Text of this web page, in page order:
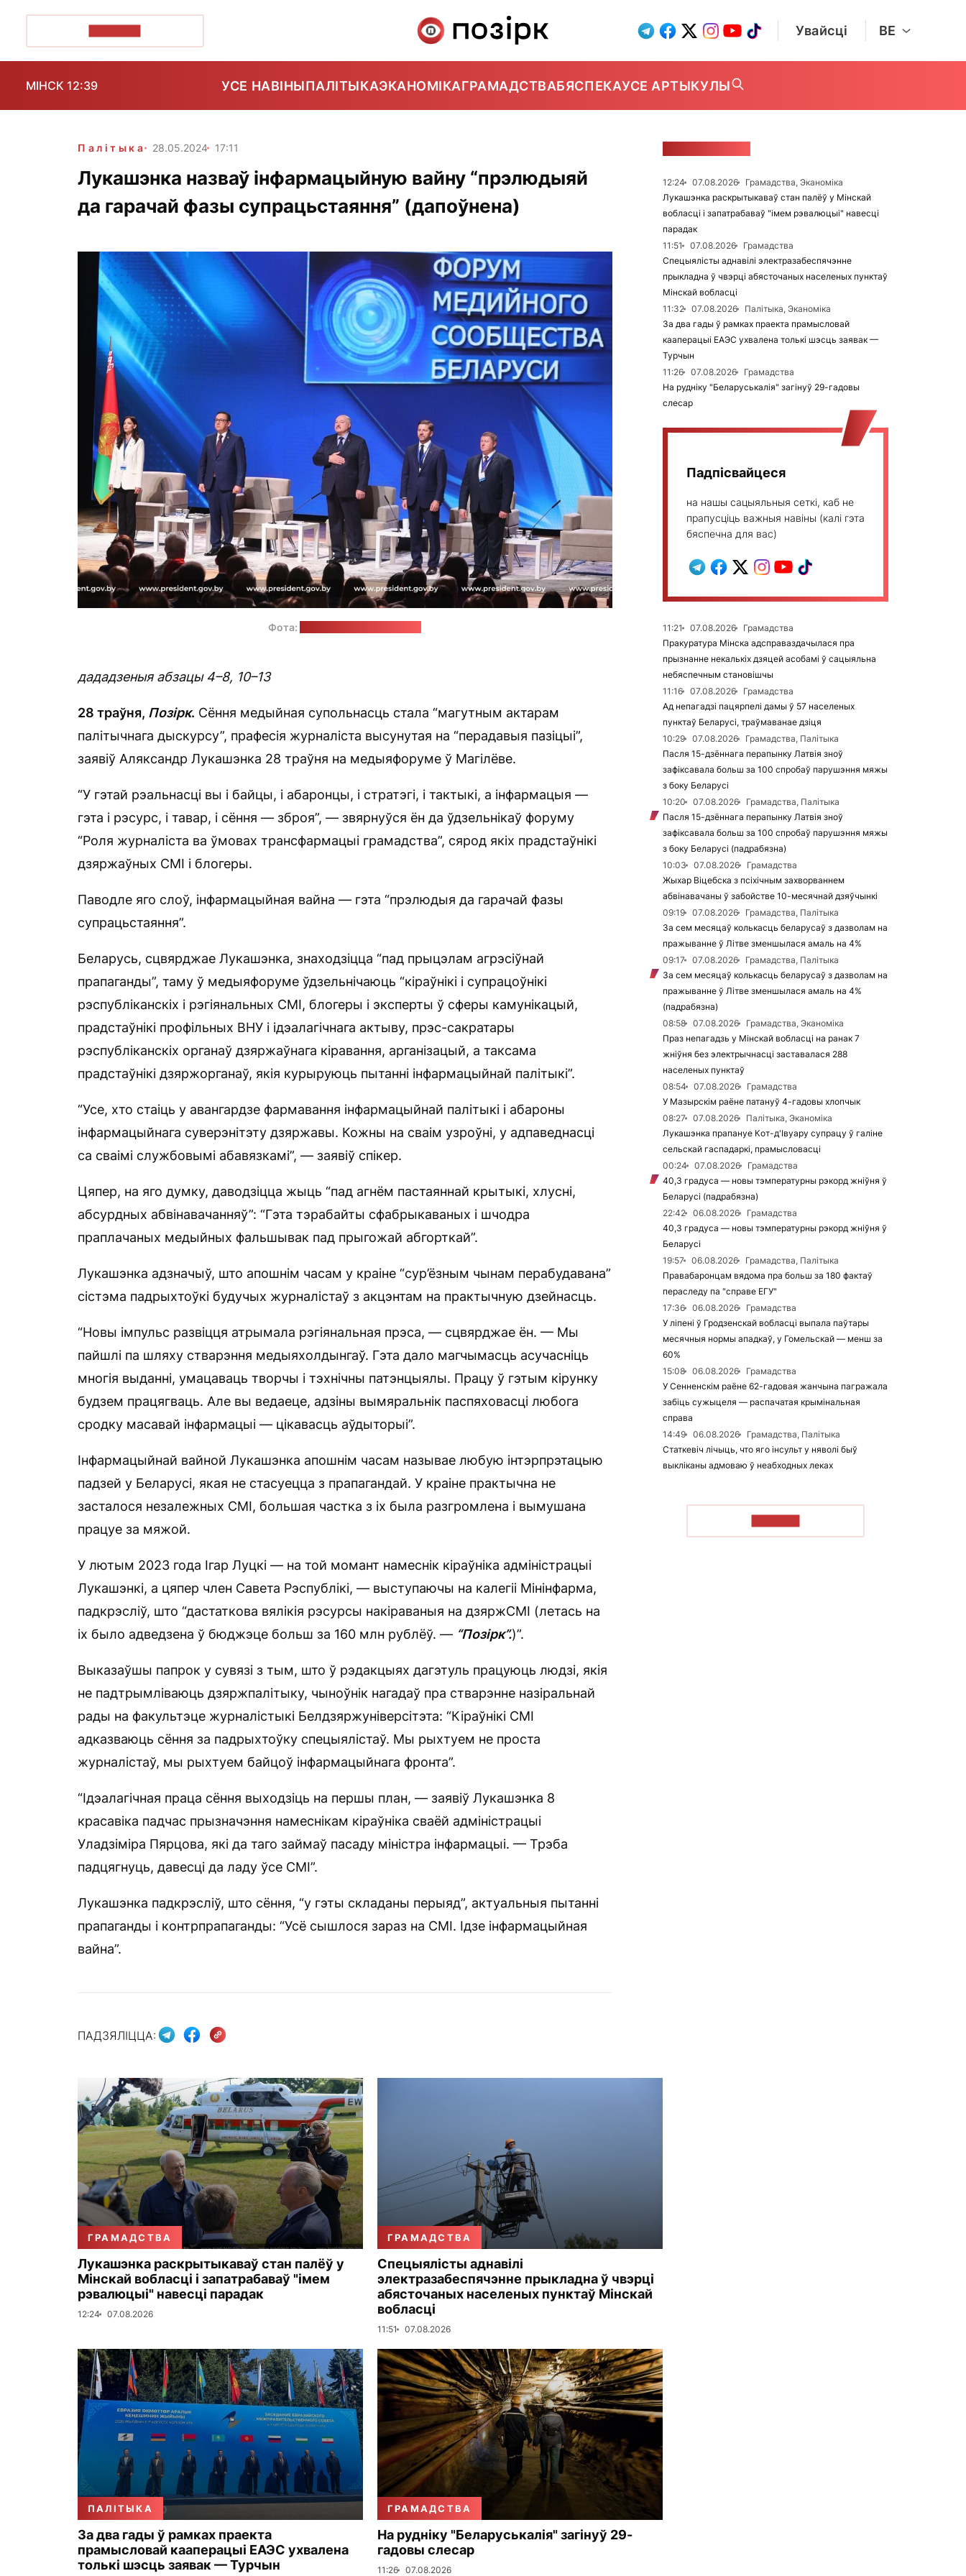
Увайсці BE
МІНСК 12:39 УСЕ НАВІНЫПАЛІТЫКАЭКАНОМІКАГРАМАДСТВАБЯСПЕКАУСЕ АРТЫКУЛЫ
Палітыка 28.05.2024 17:11
Лукашэнка назваў інфармацыйную вайну “прэлюдыяй
да гарачай фазы супрацьстаяння” (дапоўнена)
Фота:
дададзеныя абзацы 4–8, 10–13
28 траўня, Позірк. Сёння медыйная супольнасць стала “магутным актарам
палітычнага дыскурсу”, прафесія журналіста высунутая на “перадавыя пазіцыі”,
заявіў Аляксандр Лукашэнка 28 траўня на медыяфоруме ў Магілёве.
“У гэтай рэальнасці вы і байцы, і абаронцы, і стратэгі, і тактыкі, а інфармацыя —
гэта і рэсурс, і тавар, і сёння — зброя”, — звярнуўся ён да ўдзельнікаў форуму
“Роля журналіста ва ўмовах трансфармацыі грамадства”, сярод якіх прадстаўнікі
дзяржаўных СМІ і блогеры.
Паводле яго слоў, інфармацыйная вайна — гэта “прэлюдыя да гарачай фазы
супрацьстаяння”.
Беларусь, сцвярджае Лукашэнка, знаходзіцца “пад прыцэлам агрэсіўнай
прапаганды”, таму ў медыяфоруме ўдзельнічаюць “кіраўнікі і супрацоўнікі
рэспубліканскіх і рэгіянальных СМІ, блогеры і эксперты ў сферы камунікацый,
прадстаўнікі профільных ВНУ і ідэалагічнага актыву, прэс-сакратары
рэспубліканскіх органаў дзяржаўнага кіравання, арганізацый, а таксама
прадстаўнікі дзяржорганаў, якія курыруюць пытанні інфармацыйнай палітыкі”.
“Усе, хто стаіць у авангардзе фармавання інфармацыйнай палітыкі і абароны
інфармацыйнага суверэнітэту дзяржавы. Кожны на сваім узроўні, у адпаведнасці
са сваімі службовымі абавязкамі”, — заявіў спікер.
Цяпер, на яго думку, даводзіцца жыць “пад агнём пастаяннай крытыкі, хлусні,
абсурдных абвінавачанняў”: “Гэта тэрабайты сфабрыкаваных і шчодра
праплачаных медыйных фальшывак пад прыгожай абгорткай”.
Лукашэнка адзначыў, што апошнім часам у краіне “сур’ёзным чынам перабудавана”
сістэма падрыхтоўкі будучых журналістаў з акцэнтам на практычную дзейнасць.
“Новы імпульс развіцця атрымала рэгіянальная прэса, — сцвярджае ён. — Мы
пайшлі па шляху стварэння медыяхолдынгаў. Гэта дало магчымасць асучасніць
многія выданні, умацаваць творчы і тэхнічны патэнцыялы. Працу ў гэтым кірунку
будзем працягваць. Але вы ведаеце, адзіны вымяральнік паспяховасці любога
сродку масавай інфармацыі — цікавасць аўдыторыі”.
Інфармацыйнай вайной Лукашэнка апошнім часам называе любую інтэрпрэтацыю
падзей у Беларусі, якая не стасуецца з прапагандай. У краіне практычна не
засталося незалежных СМІ, большая частка з іх была разгромлена і вымушана
працуе за мяжой.
У лютым 2023 года Ігар Луцкі — на той момант намеснік кіраўніка адміністрацыі
Лукашэнкі, а цяпер член Савета Рэспублікі, — выступаючы на калегіі Мінінфарма,
падкрэсліў, што “дастаткова вялікія рэсурсы накіраваныя на дзяржСМІ (летась на
іх было адведзена ў бюджэце больш за 160 млн рублёў. — “Позірк”.)”.
Выказаўшы папрок у сувязі з тым, што ў рэдакцыях дагэтуль працуюць людзі, якія
не падтрымліваюць дзяржпалітыку, чыноўнік нагадаў пра стварэнне назіральнай
рады на факультэце журналістыкі Белдзяржуніверсітэта: “Кіраўнікі СМІ
адказваюць сёння за падрыхтоўку спецыялістаў. Мы рыхтуем не проста
журналістаў, мы рыхтуем байцоў інфармацыйнага фронта”.
“Ідэалагічная праца сёння выходзіць на першы план, — заявіў Лукашэнка 8
красавіка падчас прызначэння намеснікам кіраўніка сваёй адміністрацыі
Уладзіміра Пярцова, які да таго займаў пасаду міністра інфармацыі. — Трэба
падцягнуць, давесці да ладу ўсе СМІ”.
Лукашэнка падкрэсліў, што сёння, “у гэты складаны перыяд”, актуальныя пытанні
прапаганды і контрпрапаганды: “Усё сышлося зараз на СМІ. Ідзе інфармацыйная
вайна”.
ПАДЗЯЛІЦЦА:
ГРАМАДСТВА
Лукашэнка раскрытыкаваў стан палёў у
Мінскай вобласці і запатрабаваў "імем
рэвалюцыі" навесці парадак
12:24 07.08.2026
ГРАМАДСТВА
Спецыялісты аднавілі
электразабеспячэнне прыкладна ў чвэрці
абясточаных населеных пунктаў Мінскай
вобласці
11:51 07.08.2026
ПАЛІТЫКА
За два гады ў рамках праекта
прамысловай кааперацыі ЕАЭС ухвалена
толькі шэсць заявак — Турчын
ГРАМАДСТВА
На рудніку "Беларуськалія" загінуў 29-
гадовы слесар
11:26 07.08.2026
12:24 07.08.2026
Грамадства, Эканоміка
Лукашэнка раскрытыкаваў стан палёў у Мінскай
вобласці і запатрабаваў "імем рэвалюцыі" навесці
парадак
11:51
07.08.2026
Грамадства
Спецыялісты аднавілі электразабеспячэнне
прыкладна ў чвэрці абясточаных населеных пунктаў
Мінскай вобласці
11:32
07.08.2026
Палітыка, Эканоміка
За два гады ў рамках праекта прамысловай
кааперацыі ЕАЭС ухвалена толькі шэсць заявак —
Турчын
11:26
07.08.2026
Грамадства
На рудніку "Беларуськалія" загінуў 29-гадовы
слесар
Падпісвайцеся
на нашы сацыяльныя сеткі, каб не
прапусціць важныя навіны (калі гэта
бяспечна для вас)
11:21 07.08.2026
Грамадства
Пракуратура Мінска адсправаздачылася пра
прызнанне некалькіх дзяцей асобамі ў сацыяльна
небяспечным становішчы
11:16
07.08.2026
Грамадства
Ад непагадзі пацярпелі дамы ў 57 населеных
пунктаў Беларусі, траўмаванае дзіця
10:29
07.08.2026
Грамадства, Палітыка
Пасля 15-дзённага перапынку Латвія зноў
зафіксавала больш за 100 спробаў парушэння мяжы
з боку Беларусі
10:20
07.08.2026
Грамадства, Палітыка
Пасля 15-дзённага перапынку Латвія зноў
зафіксавала больш за 100 спробаў парушэння мяжы
з боку Беларусі (падрабязна)
10:03
07.08.2026
Грамадства
Жыхар Віцебска з псіхічным захворваннем
абвінавачаны ў забойстве 10-месячнай дзяўчынкі
09:19
07.08.2026
Грамадства, Палітыка
За сем месяцаў колькасць беларусаў з дазволам на
пражыванне ў Літве зменшылася амаль на 4%
09:17
07.08.2026
Грамадства, Палітыка
За сем месяцаў колькасць беларусаў з дазволам на
пражыванне ў Літве зменшылася амаль на 4%
(падрабязна)
08:58
07.08.2026
Грамадства, Эканоміка
Праз непагадзь у Мінскай вобласці на ранак 7
жніўня без электрычнасці заставалася 288
населеных пунктаў
08:54
07.08.2026
Грамадства
У Мазырскім раёне патануў 4-гадовы хлопчык
08:27
07.08.2026
Палітыка, Эканоміка
Лукашэнка прапануе Кот-д'Івуару супрацу ў галіне
сельскай гаспадаркі, прамысловасці
00:24
07.08.2026
Грамадства
40,3 градуса — новы тэмпературны рэкорд жніўня ў
Беларусі (падрабязна)
22:42
06.08.2026
Грамадства
40,3 градуса — новы тэмпературны рэкорд жніўня ў
Беларусі
19:57
06.08.2026
Грамадства, Палітыка
Правабаронцам вядома пра больш за 180 фактаў
пераследу па "справе ЕГУ"
17:36
06.08.2026
Грамадства
У ліпені ў Гродзенскай вобласці выпала паўтары
месячныя нормы ападкаў, у Гомельскай — менш за
60%
15:08
06.08.2026
Грамадства
У Сенненскім раёне 62-гадовая жанчына пагражала
забіць сужыцеля — распачатая крымінальная
справа
14:49
06.08.2026
Грамадства, Палітыка
Статкевіч лічыць, что яго інсульт у няволі быў
выкліканы адмоваю ў неабходных леках